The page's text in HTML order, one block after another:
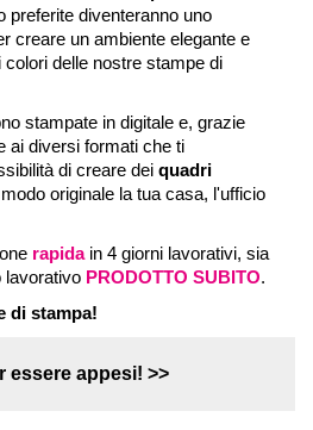
preferite diventeranno uno
creare un ambiente elegante e
delle nostre stampe di
stampate in digitale e, grazie
ai diversi formati che ti
di creare dei quadri
originale la tua casa, l'ufficio
rapida in 4 giorni lavorativi, sia
lavorativo PRODOTTO SUBITO.
di stampa!
essere appesi!